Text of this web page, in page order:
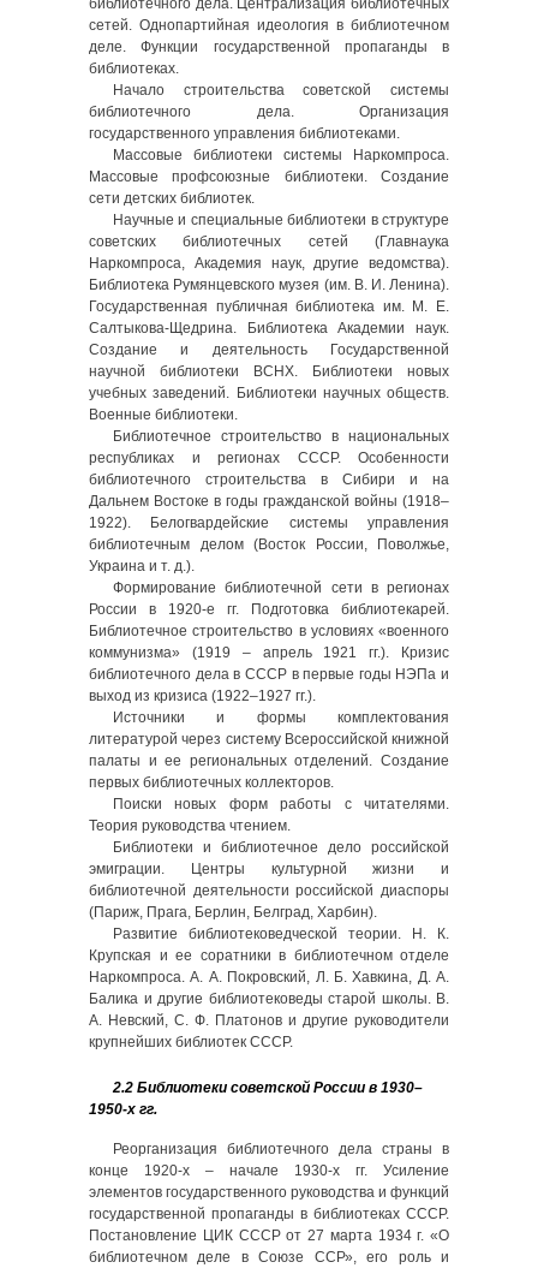
библиотечного дела. Централизация библиотечных
сетей. Однопартийная идеология в библиотечном
деле. Функции государственной пропаганды в
библиотеках.
Начало строительства советской системы
библиотечного дела. Организация
государственного управления библиотеками.
Массовые библиотеки системы Наркомпроса.
Массовые профсоюзные библиотеки. Создание
сети детских библиотек.
Научные и специальные библиотеки в структуре
советских библиотечных сетей (Главнаука
Наркомпроса, Академия наук, другие ведомства).
Библиотека Румянцевского музея (им. В. И. Ленина).
Государственная публичная библиотека им. М. Е.
Салтыкова-Щедрина. Библиотека Академии наук.
Создание и деятельность Государственной
научной библиотеки ВСНХ. Библиотеки новых
учебных заведений. Библиотеки научных обществ.
Военные библиотеки.
Библиотечное строительство в национальных
республиках и регионах СССР. Особенности
библиотечного строительства в Сибири и на
Дальнем Востоке в годы гражданской войны (1918–
1922). Белогвардейские системы управления
библиотечным делом (Восток России, Поволжье,
Украина и т. д.).
Формирование библиотечной сети в регионах
России в 1920-е гг. Подготовка библиотекарей.
Библиотечное строительство в условиях «военного
коммунизма» (1919 – апрель 1921 гг.). Кризис
библиотечного дела в СССР в первые годы НЭПа и
выход из кризиса (1922–1927 гг.).
Источники и формы комплектования
литературой через систему Всероссийской книжной
палаты и ее региональных отделений. Создание
первых библиотечных коллекторов.
Поиски новых форм работы с читателями.
Теория руководства чтением.
Библиотеки и библиотечное дело российской
эмиграции. Центры культурной жизни и
библиотечной деятельности российской диаспоры
(Париж, Прага, Берлин, Белград, Харбин).
Развитие библиотековедческой теории. Н. К.
Крупская и ее соратники в библиотечном отделе
Наркомпроса. А. А. Покровский, Л. Б. Хавкина, Д. А.
Балика и другие библиотековеды старой школы. В.
А. Невский, С. Ф. Платонов и другие руководители
крупнейших библиотек СССР.
2.2 Библиотеки советской России в 1930–
1950-х гг.
Реорганизация библиотечного дела страны в
конце 1920-х – начале 1930-х гг. Усиление
элементов государственного руководства и функций
государственной пропаганды в библиотеках СССР.
Постановление ЦИК СССР от 27 марта 1934 г. «О
библиотечном деле в Союзе ССР», его роль и